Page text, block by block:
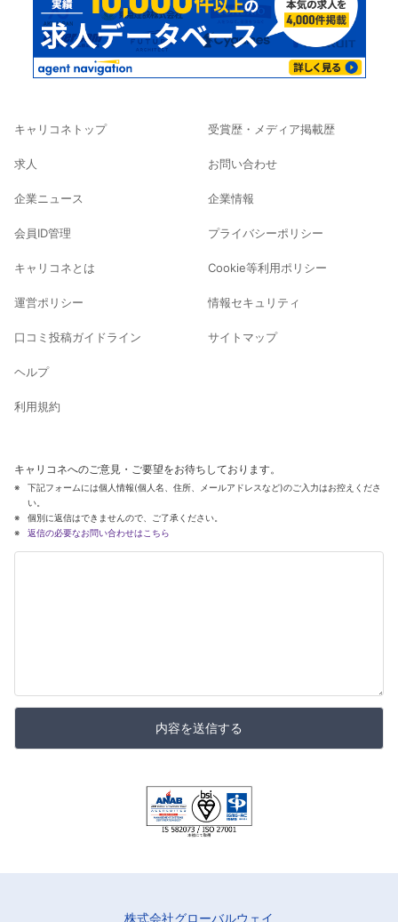
キャリコネトップ
求人
企業ニュース
会員ID管理
キャリコネとは
運営ポリシー
口コミ投稿ガイドライン
ヘルプ
利用規約
受賞歴・メディア掲載歴
お問い合わせ
企業情報
プライバシーポリシー
Cookie等利用ポリシー
情報セキュリティ
サイトマップ
キャリコネへのご意見・ご要望をお待ちしております。
下記フォームには個人情報(個人名、住所、メールアドレスなど)のご入力はお控えくださ
い。
個別に返信はできませんので、ご了承ください。
返信の必要なお問い合わせはこちら
内容を送信する
株式会社グローバルウェイ